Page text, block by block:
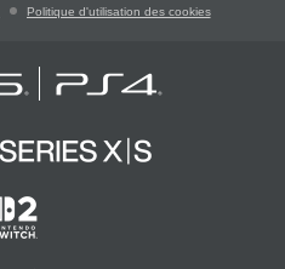
Politique d'utilisation des cookies